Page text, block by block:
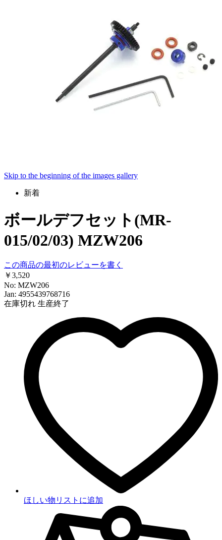
Skip to the beginning of the images gallery
新着
ボールデフセット(MR-
015/02/03) MZW206
この商品の最初のレビューを書く
￥3,520
No: MZW206
Jan: 4955439768716
在庫切れ 生産終了
ほしい物リストに追加